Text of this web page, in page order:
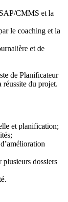
CMMS et la
le coaching et la
et de
de Planificateur
réussite du projet.
et planification;
plusieurs dossiers